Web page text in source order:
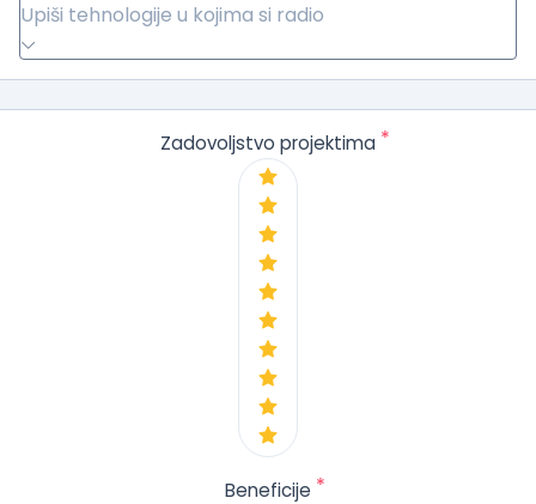
Upiši tehnologije u kojima si radio
Zadovoljstvo projektima *
Beneficije *